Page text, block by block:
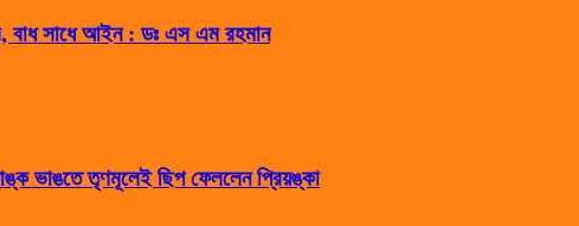
বাধ সাধে আইন : ডঃ এস এম রহমান
ভাঙতে তৃণমূলেই ছিপ ফেললেন প্রিয়ঙ্কা